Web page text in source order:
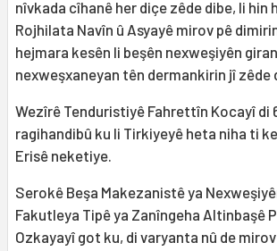
nîvkada cîhanê her diçe zêde dibe, li hin
Rojhilata Navîn û Asyayê mirov pê
hejmara kesên li beşên nexweşiyên
nexweşxaneyan tên dermankirin jî zêde
Wezîrê Tenduristiyê Fahrettîn Kocayî di
ragihandibû ku li Tirkiyeyê heta niha ti
Erisê neketiye.
Serokê Beşa Makezanistê ya
Fakutleya Tipê ya Zanîngeha Altinbaşê
Ozkayayî got ku, di varyanta nû de